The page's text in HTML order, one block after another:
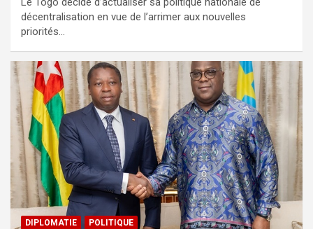
décentralisation en vue de l’arrimer aux nouvelles
priorités…
DIPLOMATIE POLITIQUE